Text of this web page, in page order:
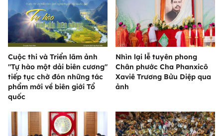
Cuộc thi và Triển lãm ảnh
"Tự hào một dải biên cương"
tiếp tục chờ đón những tác
phẩm mới về biên giới Tổ
quốc
Nhìn lại lễ tuyên phong
Chân phước Cha Phanxicô
Xaviê Trương Bửu Diệp qua
ảnh